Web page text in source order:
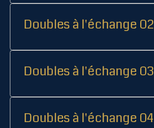
Doubles à l'échange 02
Doubles à l'échange 03
Doubles à l'échange 04